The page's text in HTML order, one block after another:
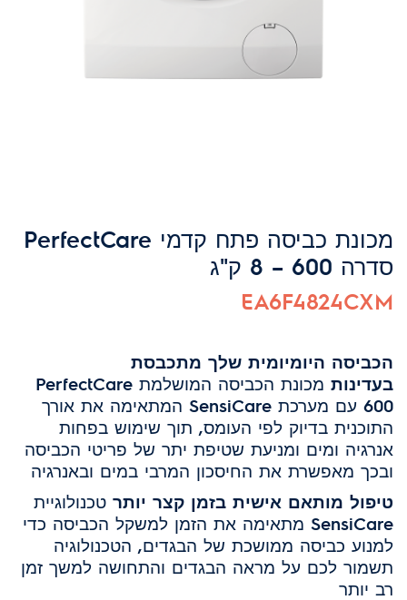
מכונת כביסה פתח קדמי PerfectCare
סדרה 600 – 8 ק"ג
EA6F4824CXM
הכביסה היומיומית שלך מתכבסת
בעדינות
מכונת הכביסה המושלמת PerfectCare
600 עם מערכת SensiCare המתאימה את אורך
התוכנית בדיוק לפי העומס, תוך שימוש בפחות
אנרגיה ומים ומניעת שטיפת יתר של פריטי הכביסה
ובכך מאפשרת את החיסכון המרבי במים ובאנרגיה
טיפול מותאם אישית בזמן קצר יותר טכנולוגיית
SensiCare מתאימה את הזמן למשקל הכביסה כדי
למנוע כביסה ממושכת של הבגדים, הטכנולוגיה
תשמור לכם על מראה הבגדים והתחושה למשך זמן
רב יותר